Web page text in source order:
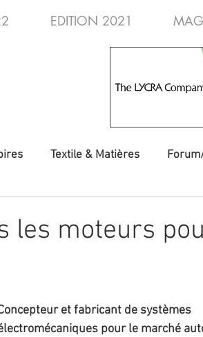
EDITION 2021
Textile & Matières
les moteurs
et fabricant de systèmes
pour le marché